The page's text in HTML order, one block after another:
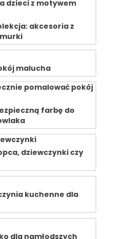
akcesoria z
malucha
farbę do
dziewczynki czy
kuchenne dla
dla namłodszych